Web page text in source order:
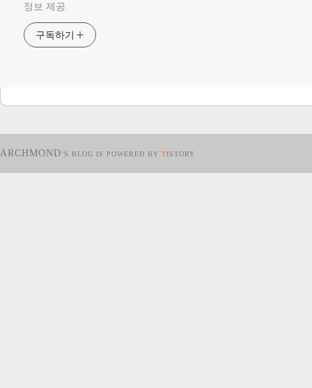
정보 제공.
구독하기
ARCHMOND’S BLOG IS POWERED BY TISTORY